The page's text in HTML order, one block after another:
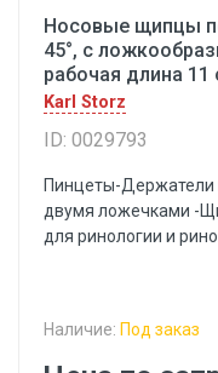
Носовые щипцы
45°, с
рабочая длина 11
Karl Storz
ID: 0029793
Пинцеты-
двумя ложечками -
для ринологии и
Наличие: Под заказ